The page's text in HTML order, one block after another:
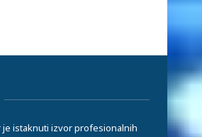
istaknuti izvor profesionalnih